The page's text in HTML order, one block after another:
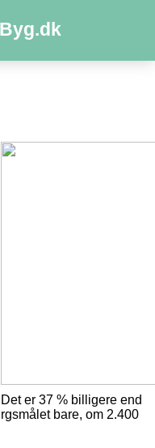
er 37 % billigere end
bare, om 2.400